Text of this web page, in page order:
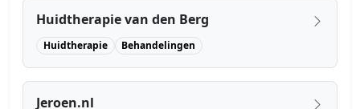
Huidtherapie van den Berg
Huidtherapie Behandelingen
Jeroen.nl